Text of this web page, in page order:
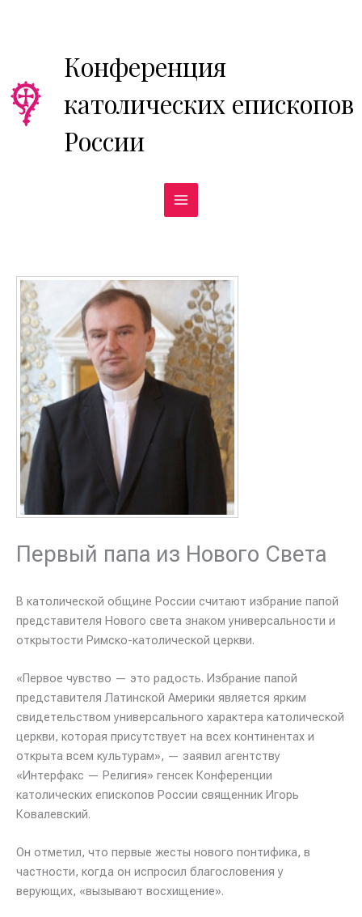
Конференция
католических епископов
России
Первый папа из Нового Света
В католической общине России считают избрание папой
представителя Нового света знаком универсальности и
открытости Римско-католической церкви.
«Первое чувство — это радость. Избрание папой
представителя Латинской Америки является ярким
свидетельством универсального характера католической
церкви, которая присутствует на всех континентах и
открыта всем культурам», — заявил агентству
«Интерфакс — Религия» генсек Конференции
католических епископов России священник Игорь
Ковалевский.
Он отметил, что первые жесты нового понтифика, в
частности, когда он испросил благословения у
верующих, «вызывают восхищение».